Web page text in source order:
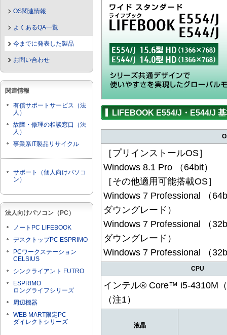
OS関連情報
よくあるQA一覧
今までに発表した製品
お問い合わせ
関連情報
有償サポートサービス（法
人）
故障・修理の相談窓口（法
人）
事業系IT製品リサイクル
サポート（個人向けパソコ
ン）
法人向けパソコン（PC）
ノートPC LIFEBOOK
デスクトップPC ESPRIMO
PCワークステーション
CELSIUS
シンクライアント FUTRO
ESPRIMO
ロングライフシリーズ
周辺機器
WEB MART限定PC
ダイレクトシリーズ
LIFEBOOK E554/J・E544/J
［プリインストールOS］
Windows 8.1 Pro （64bit）
［その他適用可能搭載OS］
Windows 7 Professional （
ダウングレード）
Windows 7 Professional （
ダウングレード）
Windows 7 Professional （
CPU
インテル® Core™ i5-4310M
（注1）
液晶